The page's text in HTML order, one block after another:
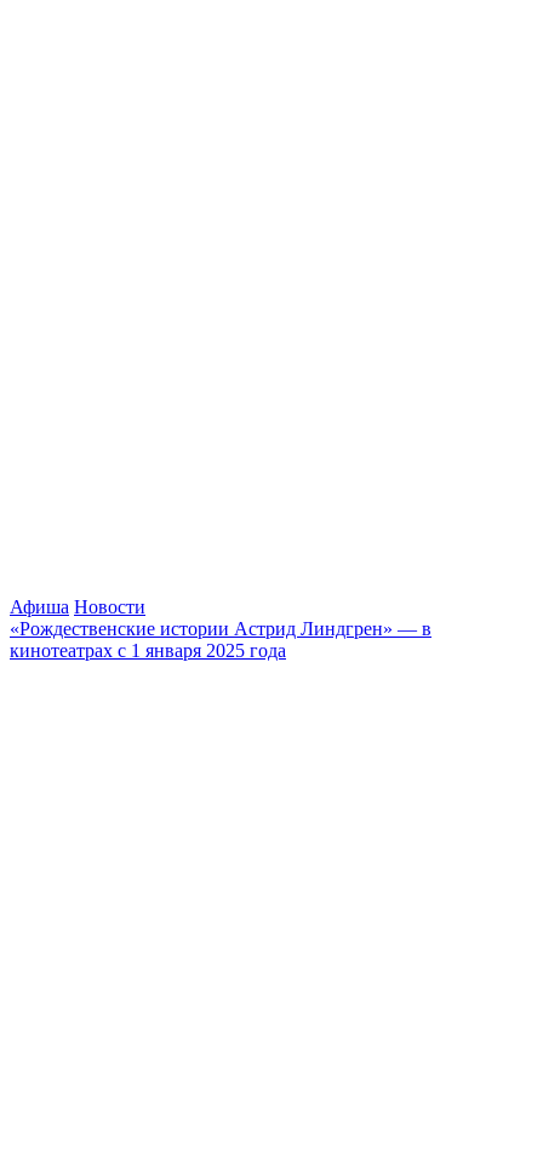
Афиша Новости
«Рождественские истории Астрид Линдгрен» — в
кинотеатрах с 1 января 2025 года